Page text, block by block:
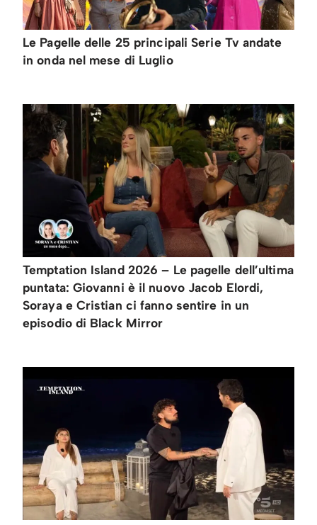
Le Pagelle delle 25 principali Serie Tv andate
in onda nel mese di Luglio
Temptation Island 2026 – Le pagelle dell’ultima
puntata: Giovanni è il nuovo Jacob Elordi,
Soraya e Cristian ci fanno sentire in un
episodio di Black Mirror